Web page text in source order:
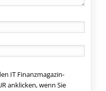
IT Finanzmagazin-
anklicken, wenn Sie